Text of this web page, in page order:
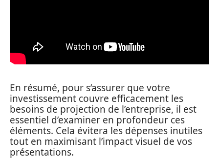
En résumé, pour s’assurer que votre
investissement couvre efficacement les
besoins de projection de l’entreprise, il est
essentiel d’examiner en profondeur ces
éléments. Cela évitera les dépenses inutiles
tout en maximisant l’impact visuel de vos
présentations.